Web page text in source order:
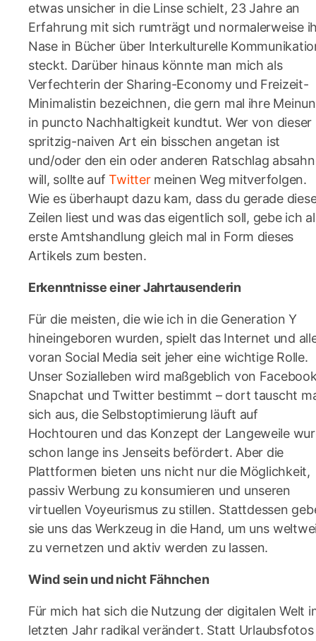
etwas unsicher in die Linse schielt, 23 Jahre an
Erfahrung mit sich rumträgt und normalerweise
Nase in Bücher über Interkulturelle
steckt. Darüber hinaus könnte man mich als
Verfechterin der Sharing-Economy und Freizeit-
Minimalistin bezeichnen, die gern mal ihre
in puncto Nachhaltigkeit kundtut. Wer von dieser
spritzig-naiven Art ein bisschen angetan ist
und/oder den ein oder anderen Ratschlag
will, sollte aufTwittermeinen Weg mitverfolgen.
Wie es überhaupt dazu kam, dass du gerade
Zeilen liest und was das eigentlich soll, gebe ich
erste Amtshandlung gleich mal in Form dieses
Artikels zum besten.
Erkenntnisse einer Jahrtausenderin
Für die meisten, die wie ich in die Generation Y
hineingeboren wurden, spielt das Internet und
voran Social Media seit jeher eine wichtige Rolle.
Unser Sozialleben wird maßgeblich von
Snapchat und Twitter bestimmt – dort tauscht
sich aus, die Selbstoptimierung läuft auf
Hochtouren und das Konzept der Langeweile
schon lange ins Jenseits befördert. Aber die
Plattformen bieten uns nicht nur die Möglichkeit,
passiv Werbung zu konsumieren und unseren
virtuellen Voyeurismus zu stillen. Stattdessen
sie uns das Werkzeug in die Hand, um uns
zu vernetzen und aktiv werden zu lassen.
Wind sein und nicht Fähnchen
Für mich hat sich die Nutzung der digitalen Welt
letzten Jahr radikal verändert. Statt Urlaubsfotos